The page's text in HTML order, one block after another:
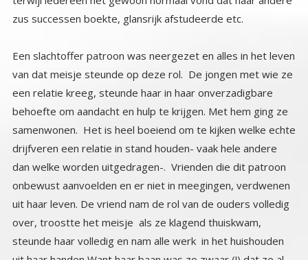
zus successen boekte, glansrijk afstudeerde etc.
Een slachtoffer patroon was neergezet en alles in het leven
van dat meisje steunde op deze rol. De jongen met wie ze
een relatie kreeg, steunde haar in haar onverzadigbare
behoefte om aandacht en hulp te krijgen. Met hem ging ze
samenwonen. Het is heel boeiend om te kijken welke echte
drijfveren een relatie in stand houden- vaak hele andere
dan welke worden uitgedragen-. Vrienden die dit patroon
onbewust aanvoelden en er niet in meegingen, verdwenen
uit haar leven. De vriend nam de rol van de ouders volledig
over, troostte het meisje als ze klagend thuiskwam,
steunde haar volledig en nam alle werk in het huishouden
uit haar handen Want haar baan was zo zwaar (!) dat ze al
haar tijd ook haar avonden en weekends besteedde aan
voorbereiding en voorwerk. Als je haar bezig zag en vooral
hoorde, leek het inderdaad een veel te zware job.
Nochtans zijn er veel anderen die deze job ook doen en